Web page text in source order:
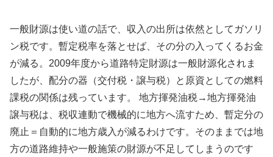
一般財源は使い道の話で、収入の出所は依然としてガソリ
ン税です。暫定税率を落とせば、その分の入ってくるお金
が減る。2009年度から道路特定財源は一般財源化されま
したが、配分の器（交付税・譲与税）と原資としての燃料
課税の関係は残っています。 地方揮発油税→地方揮発油
譲与税は、税収連動で機械的に地方へ流すため、暫定分の
廃止＝自動的に地方歳入が減るわけです。そのままでは地
方の道路維持や一般施策の財源が不足してしまうのです